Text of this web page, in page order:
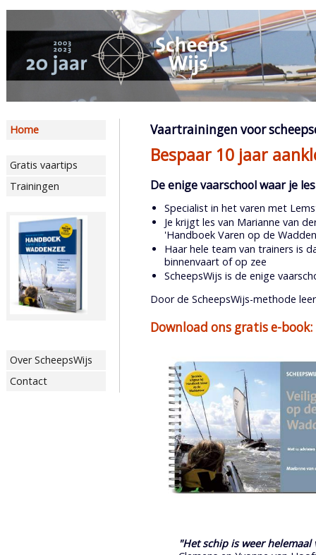
Home
Gratis vaartips
Trainingen
Over ScheepsWijs
Contact
Vaartrainingen voor
Bespaar 10 jaar
De enige vaarschool waar je
Specialist in het varen met
Je krijgt les van Marianne van
'Handboek Varen op de
Haar hele team van trainers is
binnenvaart of op zee
ScheepsWijs is de enige
Door de ScheepsWijs-methode
Download ons gratis e-
"Het schip is weer helemaal